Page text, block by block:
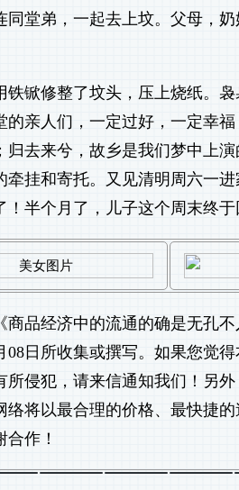
同堂弟，一起去上坟。父母，
铁锨修整了坟头，压上烧纸。
的亲人们，一定过好，一定幸
归去来兮，故乡是我们梦中上
牵挂和寄托。又见清明周六一
！半个月了，儿子这个周末终
商品经济中的流通的确是无孔不
08日所收集或撰写。如果您觉
所侵犯，请来信通知我们！另
络将以最合理的价格、最快捷
作！